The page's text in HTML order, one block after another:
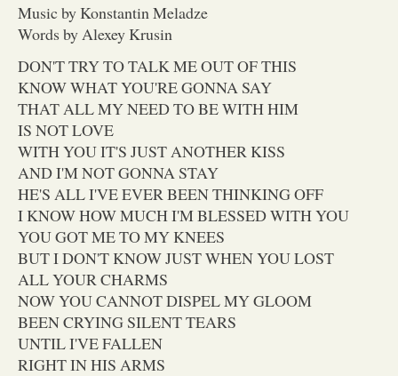
Music by Konstantin Meladze
Words by Alexey Krusin
DON'T TRY TO TALK ME OUT OF THIS
KNOW WHAT YOU'RE GONNA SAY
THAT ALL MY NEED TO BE WITH HIM
IS NOT LOVE
WITH YOU IT'S JUST ANOTHER KISS
AND I'M NOT GONNA STAY
HE'S ALL I'VE EVER BEEN THINKING OFF
I KNOW HOW MUCH I'M BLESSED WITH YOU
YOU GOT ME TO MY KNEES
BUT I DON'T KNOW JUST WHEN YOU LOST
ALL YOUR CHARMS
NOW YOU CANNOT DISPEL MY GLOOM
BEEN CRYING SILENT TEARS
UNTIL I'VE FALLEN
RIGHT IN HIS ARMS